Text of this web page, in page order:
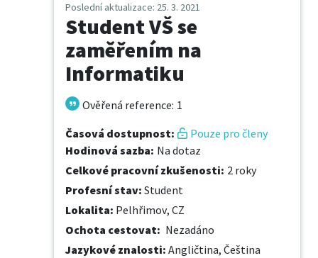
Poslední aktualizace: 25. 3. 2021
Student VŠ se
zaměřením na
Informatiku
Ověřená reference: 1
Časová dostupnost:
Pouze pro členy
Hodinová sazba: Na dotaz
Celkové pracovní zkušenosti: 2 roky
Profesní stav: Student
Lokalita: Pelhřimov, CZ
Ochota cestovat: Nezadáno
Jazykové znalosti: Angličtina, Čeština